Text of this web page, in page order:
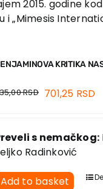
2015. godine
i „Mimesis
KRITIKA
RSD 701,25 RSD
s nemačkog:
Radinković
Add to basket